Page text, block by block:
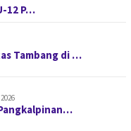
12 P…
Tambang di …